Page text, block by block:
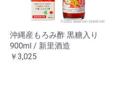
沖縄産もろみ酢 黒糖入り
900ml / 新里酒造
￥3,025